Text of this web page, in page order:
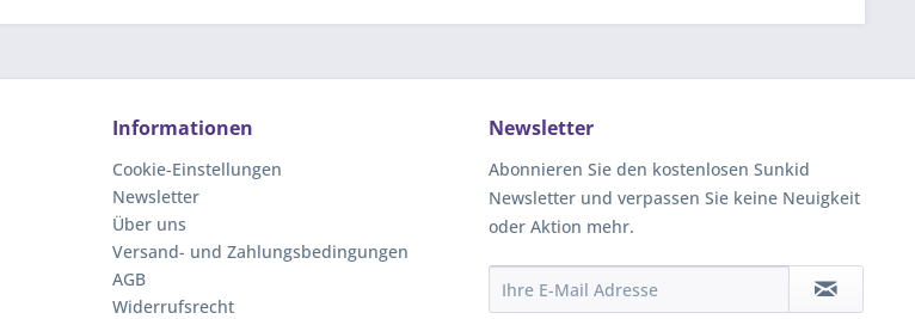
Informationen
Cookie-Einstellungen
Newsletter
Über uns
Versand- und Zahlungsbedingungen
AGB
Widerrufsrecht
Newsletter
Abonnieren Sie den kostenlosen Sunkid
Newsletter und verpassen Sie keine Neuigkeit
oder Aktion mehr.